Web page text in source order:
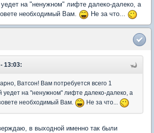
на "ненужном" лифте далеко-далеко, а
необходимый Вам.
Не за что...
13:03:
Ватсон! Вам потребуется всего 1
уедет на "ненужном" лифте далеко-далеко, а
необходимый Вам.
Не за что...
в выходной именно так были